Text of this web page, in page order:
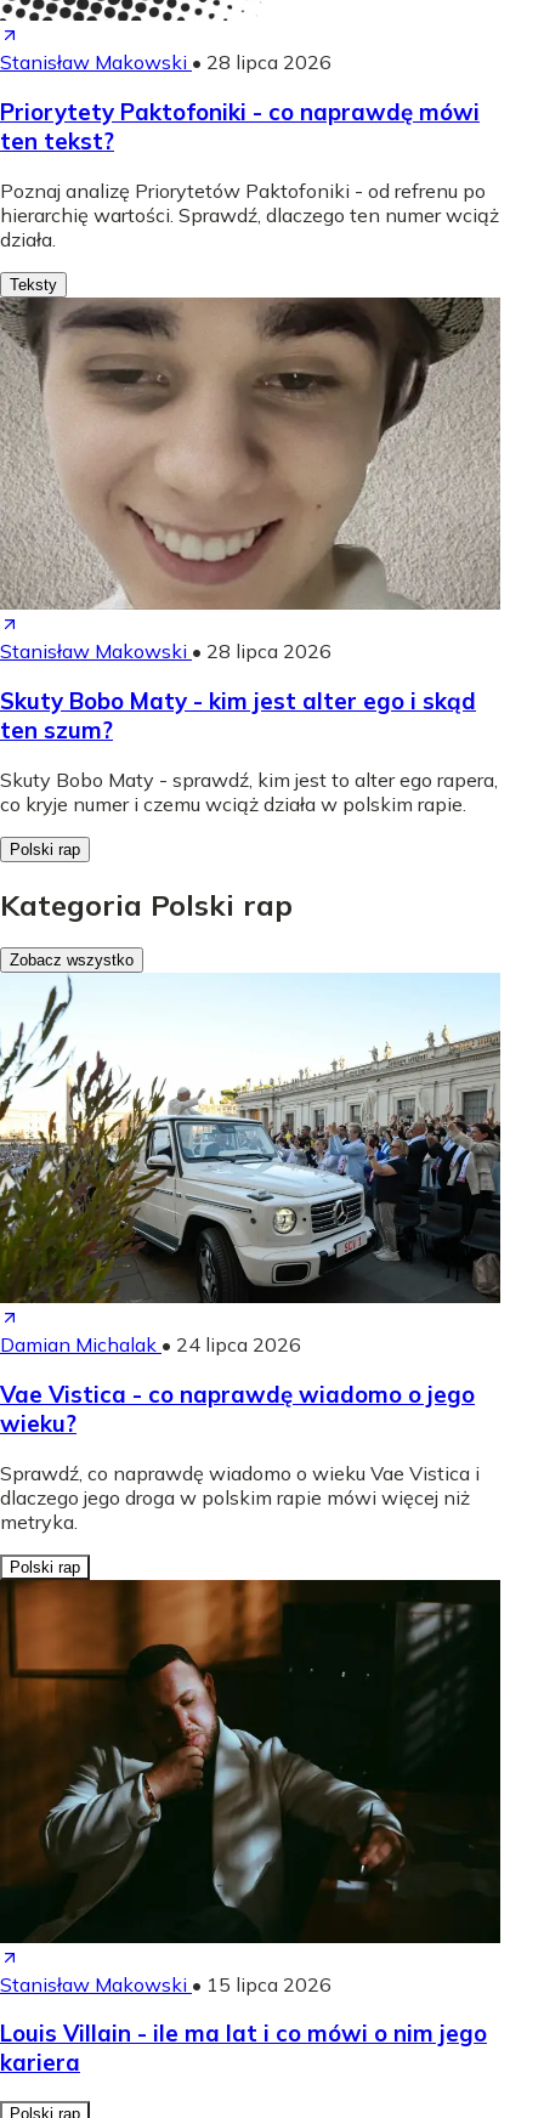
Stanisław Makowski • 28 lipca 2026
Priorytety Paktofoniki - co naprawdę mówi
ten tekst?
Poznaj analizę Priorytetów Paktofoniki - od refrenu po
hierarchię wartości. Sprawdź, dlaczego ten numer wciąż
działa.
Teksty
Stanisław Makowski • 28 lipca 2026
Skuty Bobo Maty - kim jest alter ego i skąd
ten szum?
Skuty Bobo Maty - sprawdź, kim jest to alter ego rapera,
co kryje numer i czemu wciąż działa w polskim rapie.
Polski rap
Kategoria Polski rap
Zobacz wszystko
Damian Michalak • 24 lipca 2026
Vae Vistica - co naprawdę wiadomo o jego
wieku?
Sprawdź, co naprawdę wiadomo o wieku Vae Vistica i
dlaczego jego droga w polskim rapie mówi więcej niż
metryka.
Polski rap
Stanisław Makowski • 15 lipca 2026
Louis Villain - ile ma lat i co mówi o nim jego
kariera
Polski rap